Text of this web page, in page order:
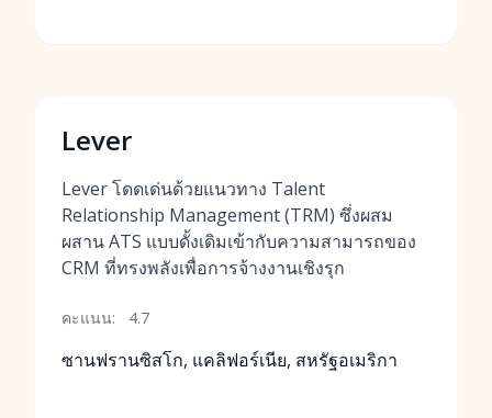
Lever
Lever โดดเด่นด้วยแนวทาง Talent
Relationship Management (TRM) ซึ่งผสม
ผสาน ATS แบบดั้งเดิมเข้ากับความสามารถของ
CRM ที่ทรงพลังเพื่อการจ้างงานเชิงรุก
คะแนน: 4.7
ซานฟรานซิสโก, แคลิฟอร์เนีย, สหรัฐอเมริกา